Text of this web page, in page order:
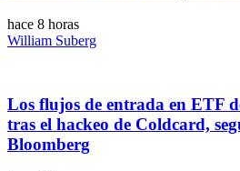
hace 8 horas
William Suberg
Los flujos de entrada en ETF
tras el hackeo de Coldcard,
Bloomberg